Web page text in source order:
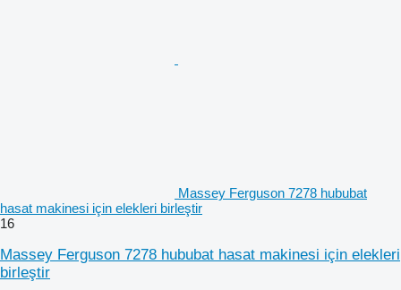
Massey Ferguson 7278 hububat
hasat makinesi için elekleri birleştir
16
Massey Ferguson 7278 hububat hasat makinesi için elekleri
birleştir